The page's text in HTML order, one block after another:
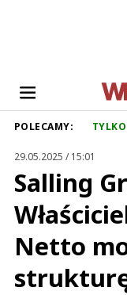
POLECAMY:
29.05.2025 / 15:01
Salling
Netto